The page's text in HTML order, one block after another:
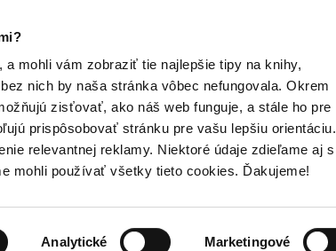
mohli vám zobraziť tie najlepšie tipy na knihy,
nich by naša stránka vôbec nefungovala. Okrem
zisťovať, ako náš web funguje, a stále ho pre
prispôsobovať stránku pre vašu lepšiu orientáciu.
relevantnej reklamy. Niektoré údaje zdieľame aj s
mohli používať všetky tieto cookies. Ďakujeme!
Analytické Marketingové